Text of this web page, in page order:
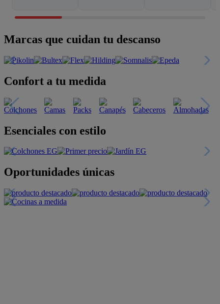
Marcas que cuidan tu descanso
Confort a tu medida
Esenciales con estilo
Oportunidades únicas